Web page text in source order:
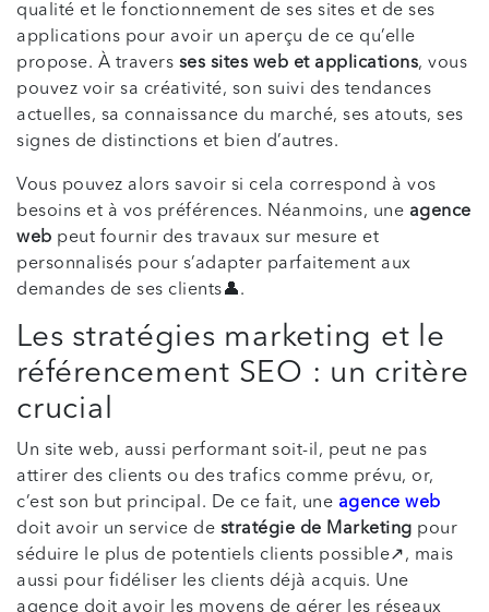
qualité et le fonctionnement de ses sites et de ses
applications pour avoir un aperçu de ce qu’elle
propose. À travers ses sites web et applications, vous
pouvez voir sa créativité, son suivi des tendances
actuelles, sa connaissance du marché, ses atouts, ses
signes de distinctions et bien d’autres.
Vous pouvez alors savoir si cela correspond à vos
besoins et à vos préférences. Néanmoins, une agence
web peut fournir des travaux sur mesure et
personnalisés pour s’adapter parfaitement aux
demandes de ses clients👤.
Les stratégies marketing et le
référencement SEO : un critère
crucial
Un site web, aussi performant soit-il, peut ne pas
attirer des clients ou des trafics comme prévu, or,
c’est son but principal. De ce fait, une agence web
doit avoir un service de stratégie de Marketing pour
séduire le plus de potentiels clients possible↗, mais
aussi pour fidéliser les clients déjà acquis. Une
agence doit avoir les moyens de gérer les réseaux